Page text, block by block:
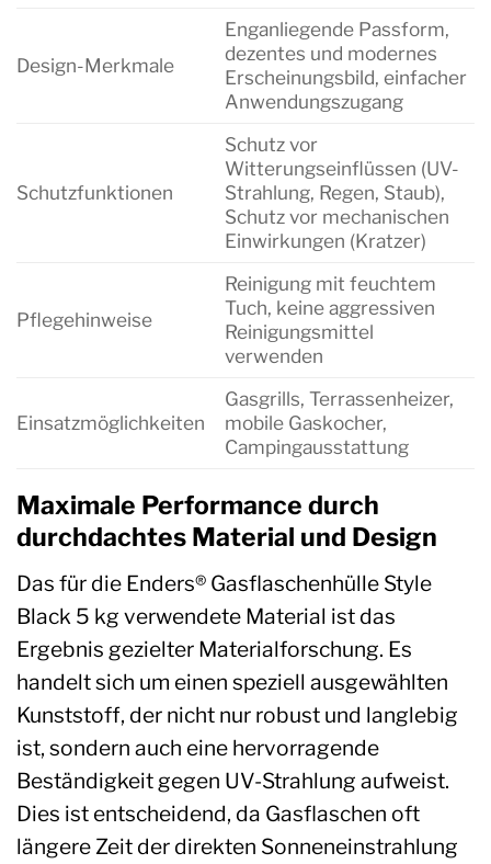
Design-Merkmale
Enganliegende Passform,
dezentes und modernes
Erscheinungsbild, einfacher
Anwendungszugang
Schutzfunktionen
Schutz vor
Witterungseinflüssen (UV-
Strahlung, Regen, Staub),
Schutz vor mechanischen
Einwirkungen (Kratzer)
Pflegehinweise
Reinigung mit feuchtem
Tuch, keine aggressiven
Reinigungsmittel
verwenden
Einsatzmöglichkeiten
Gasgrills, Terrassenheizer,
mobile Gaskocher,
Campingausstattung
Maximale Performance durch
durchdachtes Material und Design
Das für die Enders® Gasflaschenhülle Style
Black 5 kg verwendete Material ist das
Ergebnis gezielter Materialforschung. Es
handelt sich um einen speziell ausgewählten
Kunststoff, der nicht nur robust und langlebig
ist, sondern auch eine hervorragende
Beständigkeit gegen UV-Strahlung aufweist.
Dies ist entscheidend, da Gasflaschen oft
längere Zeit der direkten Sonneneinstrahlung